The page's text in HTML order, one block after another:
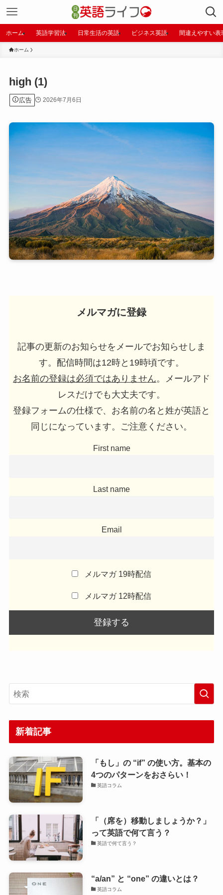
ホーム 英語学習法 日常生活の英語 ビジネス英語 間違えやすい表
ホーム
high (1)
広告 2026年7月6日
メルマガに登録
記事の更新のお知らせをメールでお知らせしま
す。配信時間は12時と19時頃です。
お名前の登録は必須ではありません。メールアド
レスだけでも大丈夫です。
登録フォームの仕様で、お名前の名と姓が英語と
同じになっています。ご注意ください。
First name
Last name
Email
メルマガ 19時配信
メルマガ 12時配信
新着記事
「もし」の “if” の使い方。基本の
4つのパターンをおさらい！
英語コラム
「（席を）移動しましょうか？」
って英語で何て言う？
英語で何て言う？
“a/an” と “one” の違いとは？
英語コラム